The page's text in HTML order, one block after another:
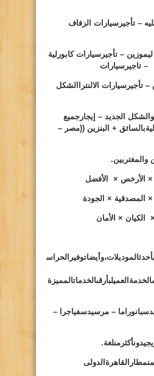
– تأجيرسيارات الزفاف
– تأجيرسيارات كابورلية
– تاجيرسيارات
الالنتراالشكل
الجديد – إيجارجميع
+ البنزين ((مصر –
والمغتربين.
× الأرخص × الأفضل
× المصدقية × الجودة
× الكيان × الأمان
الخدماتالمميزة
– مرسيدسفياجرا –